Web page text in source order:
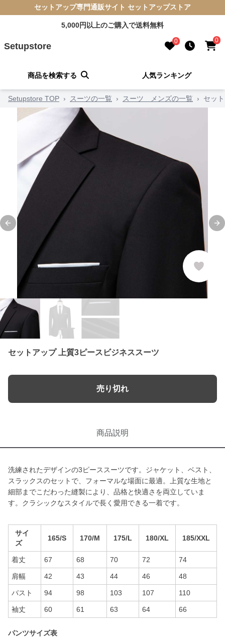
セットアップ専門通販サイト セットアップストア
5,000円以上のご購入で送料無料
Setupstore 0 0
商品を検索する 人気ランキング
Setupstore TOP › スーツの一覧 › スーツ メンズの一覧 › セッ
Previous slide
セットアップ 上質3ピースビジネススーツ
売り切れ
商品説明
洗練されたデザインの3ピーススーツです。ジャケット、ベスト、
スラックスのセットで、フォーマルな場面に最適。上質な生地と
細部までこだわった縫製により、品格と快適さを両立していま
す。クラシックなスタイルで長く愛用できる一着です。
サイ
ズ
165/S 170/M 175/L 180/XL 185/XXL
着丈 67 68 70 72 74
肩幅 42 43 44 46 48
バスト 94 98 103 107 110
袖丈 60 61 63 64 66
パンツサイズ表